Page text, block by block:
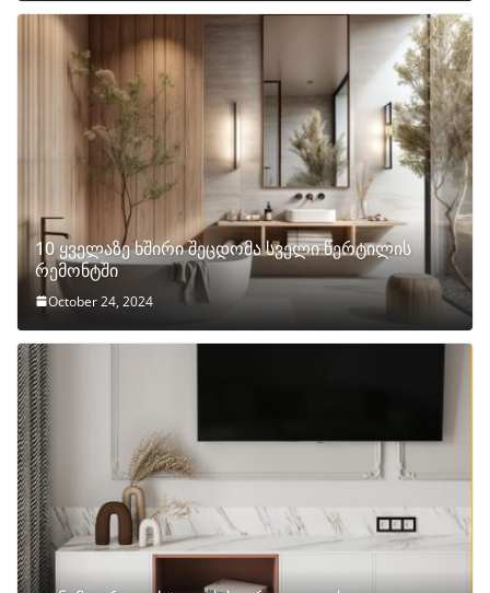
10 ყველაზე ხშირი შეცდომა სველი წერტილის
რემონტში
October 24, 2024